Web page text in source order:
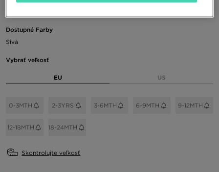
50,00 €
Dostupné Farby
Sivá
Vybrať veľkosť
EU US
0-3MTH 2-3YRS 3-6MTH 6-9MTH 9-12MTH
12-18MTH 18-24MTH
Skontrolujte veľkosť